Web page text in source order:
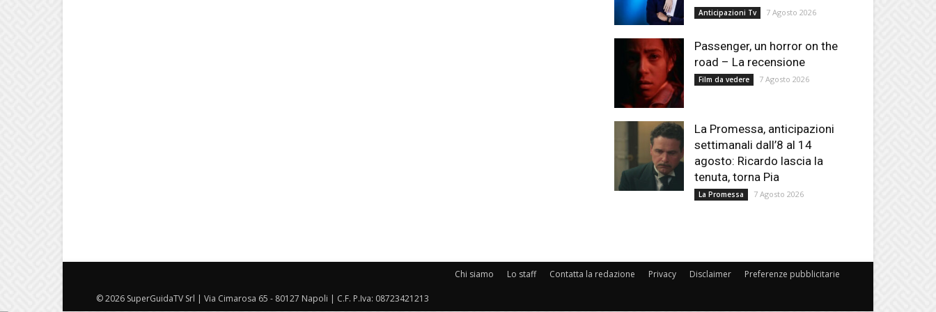
Anticipazioni Tv 7 Agosto 2026
Passenger, un horror on the
road – La recensione
Film da vedere 7 Agosto 2026
La Promessa, anticipazioni
settimanali dall’8 al 14
agosto: Ricardo lascia la
tenuta, torna Pia
La Promessa 7 Agosto 2026
Chi siamo Lo staff Contatta la redazione Privacy Disclaimer Preferenze pubblicitarie
© 2026 SuperGuidaTV Srl | Via Cimarosa 65 - 80127 Napoli | C.F. P.Iva: 08723421213